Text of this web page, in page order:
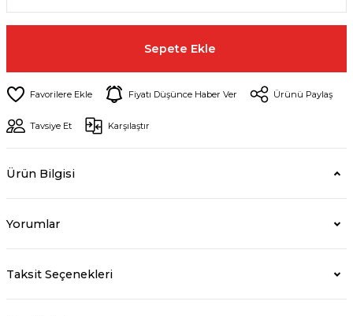
Sepete Ekle
Fiyatı Düşünce Haber Ver Ürünü Paylaş
Tavsiye Et Karşılaştır
Ürün Bilgisi
Yorumlar
Taksit Seçenekleri